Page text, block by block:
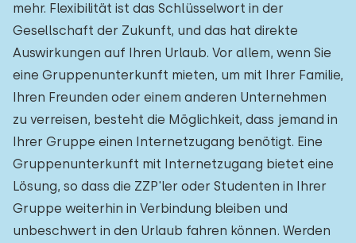
mehr. Flexibilität ist das Schlüsselwort in der
Gesellschaft der Zukunft, und das hat direkte
Auswirkungen auf Ihren Urlaub. Vor allem, wenn Sie
eine Gruppenunterkunft mieten, um mit Ihrer Familie,
Ihren Freunden oder einem anderen Unternehmen
zu verreisen, besteht die Möglichkeit, dass jemand in
Ihrer Gruppe einen Internetzugang benötigt. Eine
Gruppenunterkunft mit Internetzugang bietet eine
Lösung, so dass die ZZP'ler oder Studenten in Ihrer
Gruppe weiterhin in Verbindung bleiben und
unbeschwert in den Urlaub fahren können. Werden